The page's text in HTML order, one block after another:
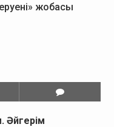
жобасы
Әйгерім